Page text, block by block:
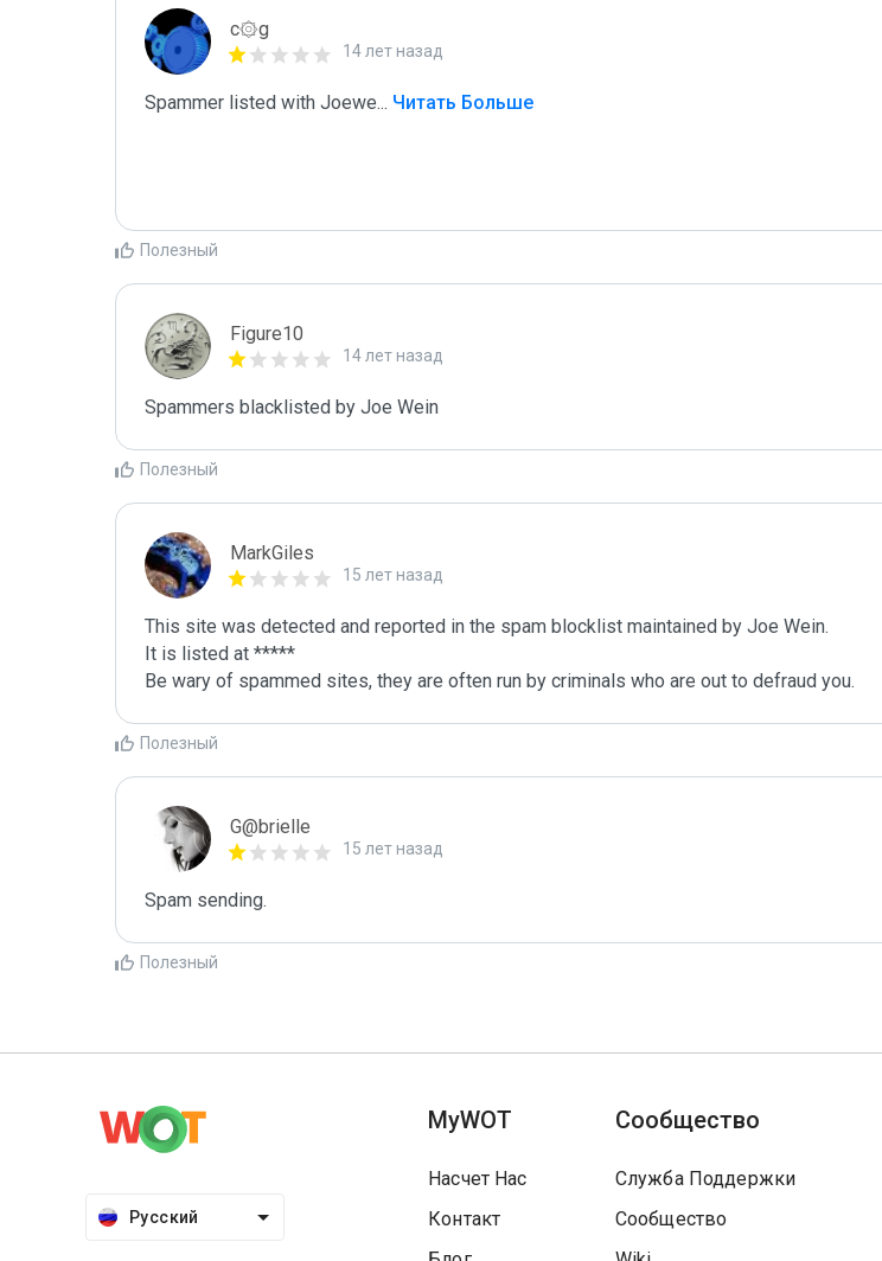
c۞g
14 лет назад
Spammer listed with Joewe... Читать Больше
Полезный
Figure10
14 лет назад
Spammers blacklisted by Joe Wein
Полезный
MarkGiles
15 лет назад
This site was detected and reported in the spam blocklist maintained by Joe Wein.
It is listed at *****
Be wary of spammed sites, they are often run by criminals who are out to defraud you.
Полезный
G@brielle
15 лет назад
Spam sending.
Полезный
Русский
MyWOT
Насчет Нас
Контакт
Сообщество
Служба Поддержки
Сообщество